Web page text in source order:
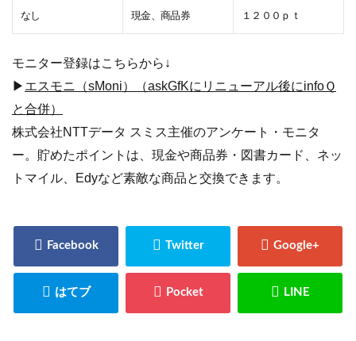
なし 現金、商品券 １２００ｐｔ
モニター登録はこちらから↓
▶ エスモニ（sMoni）（askGfKにリニューアル後にinfoＱ
と合併）
株式会社NTTデータ スミス主催のアンケート・モニタ
ー。貯めたポイントは、現金や商品券・図書カード、ネッ
トマイル、Edyなど素敵な商品と交換できます。